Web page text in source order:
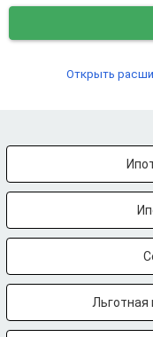
Открыть
Льготная